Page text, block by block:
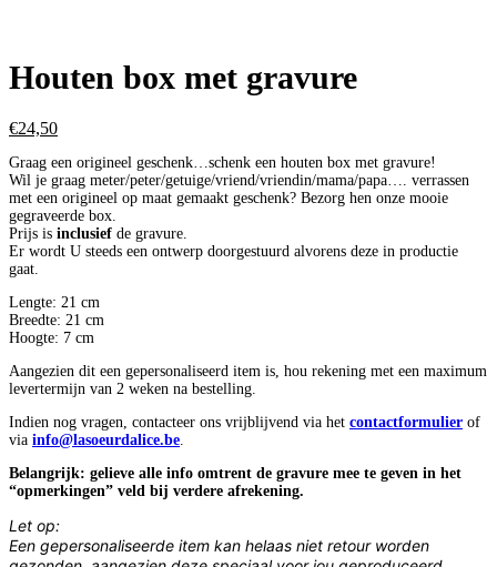
Houten box met gravure
€24,50
Graag een origineel geschenk…schenk een houten box met gravure!
Wil je graag meter/peter/getuige/vriend/vriendin/mama/papa…. verrassen
met een origineel op maat gemaakt geschenk? Bezorg hen onze mooie
gegraveerde box.
Prijs is inclusief de gravure.
Er wordt U steeds een ontwerp doorgestuurd alvorens deze in productie
gaat.
Lengte: 21 cm
Breedte: 21 cm
Hoogte: 7 cm
Aangezien dit een gepersonaliseerd item is, hou rekening met een maximum
levertermijn van 2 weken na bestelling.
Indien nog vragen, contacteer ons vrijblijvend via het contactformulier of
via info@lasoeurdalice.be.
Belangrijk: gelieve alle info omtrent de gravure mee te geven in het
“opmerkingen” veld bij verdere afrekening.
Let op:
Een gepersonaliseerde item kan helaas niet retour worden